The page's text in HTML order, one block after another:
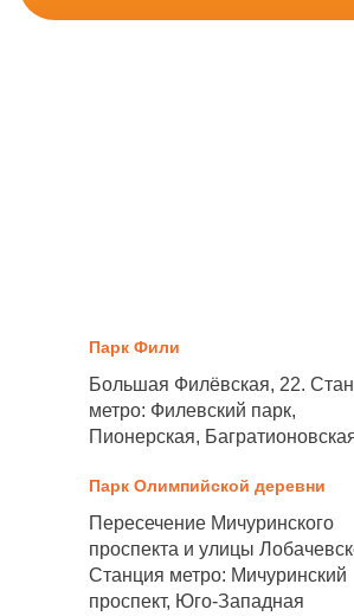
Парк Фили
Большая Филёвская, 22.
метро: Филевский парк,
Пионерская,
Парк Олимпийской деревни
Пересечение Мичуринского
проспекта и улицы
Станция метро: Мичуринский
проспект, Юго-Западная